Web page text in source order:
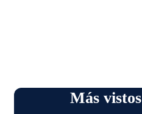
Más vistos